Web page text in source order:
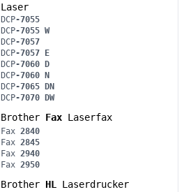
Laser
DCP-7055
DCP-7055 W
DCP-7057
DCP-7057 E
DCP-7060 D
DCP-7060 N
DCP-7065 DN
DCP-7070 DW
Brother Fax Laserfax
Fax 2840
Fax 2845
Fax 2940
Fax 2950
Brother HL Laserdrucker